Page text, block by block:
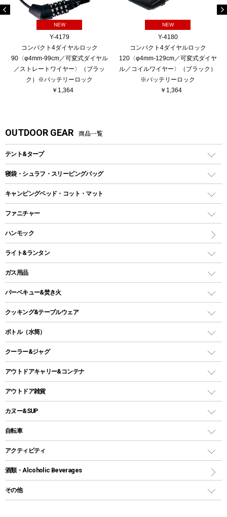
NEW
Y-4179
コンパクト4ダイヤルロック
90〈φ4mm-99cm／可変式ダイヤル
／ストレートワイヤー〉（ブラッ
ク）※バッテリーロック
￥1,364
NEW
Y-4180
コンパクト4ダイヤルロック
120〈φ4mm-129cm／可変式ダイヤ
ル／コイルワイヤー〉（ブラック）
※バッテリーロック
￥1,364
OUTDOOR GEAR 商品一覧
テント&タープ
テント
ツールームテント
ワンポールテント
シェルターテント
ロッジ型・オリジナルテント
タープ
スクエアタープ（レクタタープ）
メッシュタープ
自立式タープ
パラソル
テントアクセサリー
ペグ
グランドシート
ガイドロープ
ツール
寝袋・シュラフ・スリーピングバッグ
レクタングラー型（封筒型）シュラフ
インナーシュラフ
キャンピングベッド・コット・マット
キャンピングベッド・コット
インフレータブルマット
ファニチャー
アウトドアテーブル
レジャーシート
ハンモック
ライト&ランタン
LEDランタン
ガスランタン
オイルランタン
LEDライト
ヘッドライト
キャンドル
ガス用品
ガスバーナー
ガス缶
ガストーチ、ライター
バーベキュー&焚き火
バーベキューコンロ、グリル
焚き火台タイプ（ロースタイル）グリル
卓上タイプグリル
パーティータイプグリル
鉄板、アミ
焚き火台&ストーブ
火起こし
バーベキューツール
クッキング&テーブルウェア
ダッチオーブン
ホットサンドメーカー
クッカーセット
シェラカップ
クッキングツール
ナイフ
カトラリー
ボトル（水筒）
ステンレスボトル
コップ付きタイプ
ワンタッチタイプ
プラスチックボトル
ディズニーボトル
クーラー&ジャグ
クーラーボックス
クーラーバッグ
ウォータージャグ
保冷剤
アウトドアキャリー&コンテナ
アウトドアキャリー
アウトドア雑貨
バックパック&バッグ
リュック、バックパック
トートバッグ、サコッシュ
ショッピングキャリー
その他アウトドア雑貨
カヌー&SUP
インフレータブル
カヤック
パドル
自転車
折りたたみ自転車
スポーツサイクル
シティサイクル
アクティビティ
マリン
ラッシュガード
酒類・Alcoholic Beverages
その他